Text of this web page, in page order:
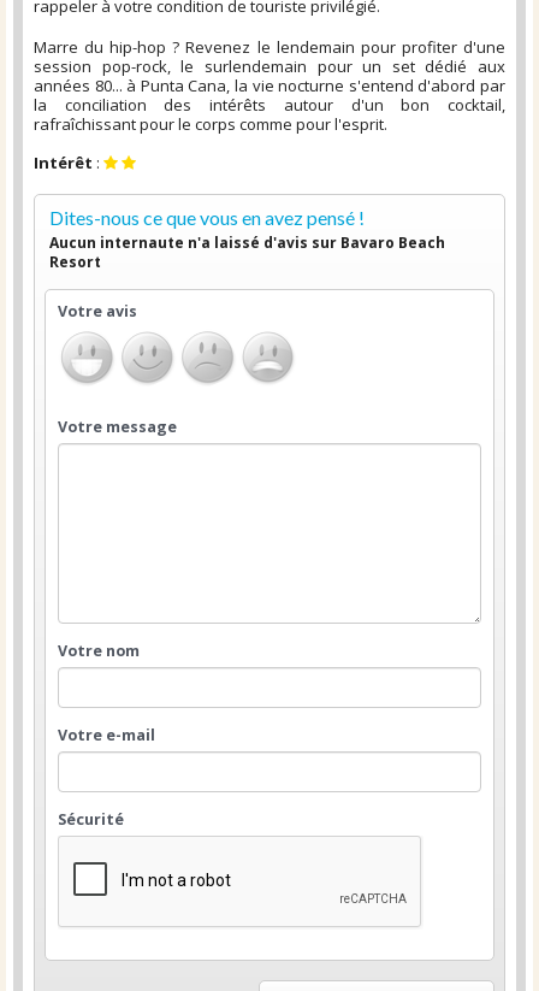
rappeler à votre condition de touriste privilégié.
Marre du hip-hop ? Revenez le lendemain pour profiter d'une
session pop-rock, le surlendemain pour un set dédié aux
années 80... à Punta Cana, la vie nocturne s'entend d'abord par
la conciliation des intérêts autour d'un bon cocktail,
rafraîchissant pour le corps comme pour l'esprit.
Intérêt :
Dites-nous ce que vous en avez pensé !
Aucun internaute n'a laissé d'avis sur Bavaro Beach
Resort
Votre avis
Votre message
Votre nom
Votre e-mail
Sécurité